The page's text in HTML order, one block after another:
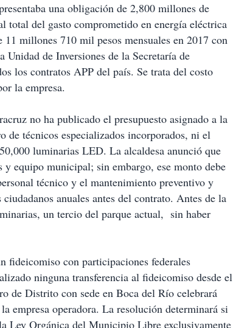
una obligación de 2,800 millones de
total del gasto comprometido en energía eléctrica
millones 710 mil pesos mensuales en 2017 con
de Inversiones de la Secretaría de
los contratos APP del país. Se trata del costo
la empresa.
no ha publicado el presupuesto asignado a la
de técnicos especializados incorporados, ni el
luminarias LED. La alcaldesa anunció que
equipo municipal; sin embargo, ese monto debe
técnico y el mantenimiento preventivo y
anuales antes del contrato. Antes de la
un tercio del parque actual, sin haber
fideicomiso con participaciones federales
ninguna transferencia al fideicomiso desde el
de Distrito con sede en Boca del Río celebrará
empresa operadora. La resolución determinará si
Ley Orgánica del Municipio Libre exclusivamente